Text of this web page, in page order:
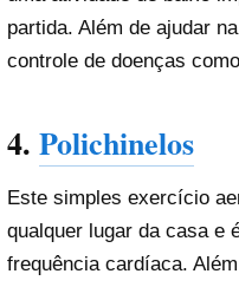
partida. Além de ajudar
controle de doenças
4. Polichinelos
Este simples exercício
qualquer lugar da casa e
frequência cardíaca.